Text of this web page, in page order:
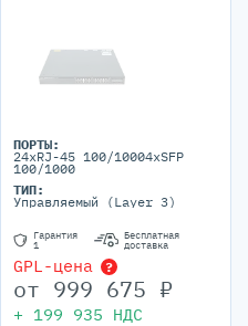
ПОРТЫ:
24xRJ-45 100/10004xSFP
100/1000
ТИП:
Управляемый (Layer 3)
Гарантия
1
Бесплатная
доставка
GPL-цена ?
от 999 675 ₽
+ 199 935 НДС